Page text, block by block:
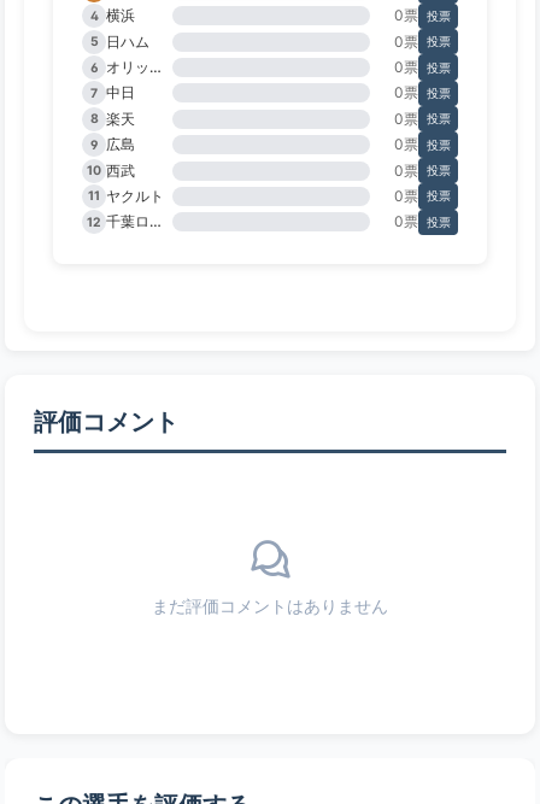
4 横浜 0票 投票
5
日ハム 0票 投票
6
オリックス 0票 投票
7 中日 0票 投票
8 楽天 0票 投票
9
広島 0票 投票
10 西武 0票 投票
11 ヤクルト 0票 投票
12
千葉ロッテ 0票 投票
評価コメント
まだ評価コメントはありません